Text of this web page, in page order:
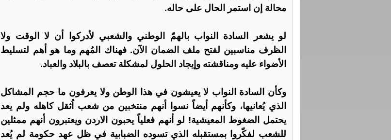
محالة إن استمر الحال على حاله.
لو يشعر السادة النواب بالهمّ الوطني والشعبي لأدركوا أن لا الوقت ولا
الظرف مناسبين لفتح ملف الضمان الآن. فهناك المُهم وما هو أهم لتسليط
الأضواء عليه ومناقشته وإيجاد الحلول لمشكلة تعصف بالبلاد والعباد.
وكأن السادة النواب لا يعيشون في هذا الوطن ولا يعرفون ما حجم المشاكل
الذي يُعانيها، وكأنهم أيضاً نسوا أنهم منتخبين من شعب اُثقل كاهله ولم يعد
يحتمل الضغوط المعيشية! لو أنهم فعلياً يحبون الاردن ويعتبرون أنهم ممثلين
للشعب لفكّروا بمستقبله الذي تسوده الضبابية في ظل عهد حكومة لم يُعد